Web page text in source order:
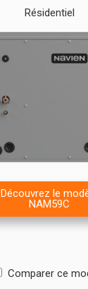
Résidentiel
Découvrez le
NAM59C
Comparer ce